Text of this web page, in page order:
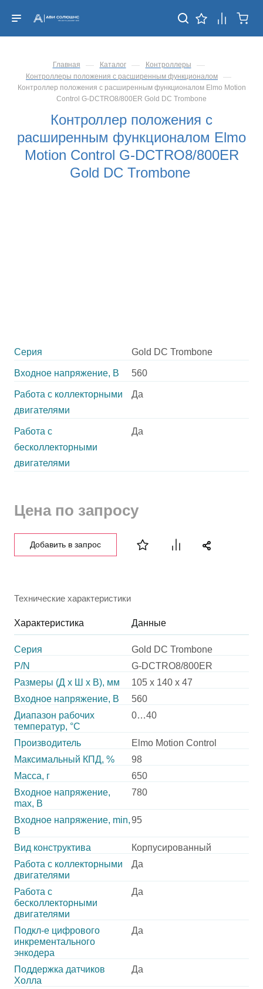
Главная — Каталог — Контроллеры —
Контроллеры положения с расширенным функционалом —
Контроллер положения с расширенным функционалом Elmo Motion
Control G-DCTRO8/800ER Gold DC Trombone
Контроллер положения с
расширенным функционалом Elmo
Motion Control G-DCTRO8/800ER
Gold DC Trombone
Серия Gold DC Trombone
Входное напряжение, В 560
Работа с коллекторными
двигателями
Да
Работа с
бесколлекторными
двигателями
Да
Цена по запросу
Добавить в запрос
Технические характеристики
Характеристика Данные
Серия
Gold DC Trombone
P/N
G-DCTRO8/800ER
Размеры (Д х Ш х В), мм
105 x 140 x 47
Входное напряжение, В
560
Диапазон рабочих
температур, °С
0…40
Производитель
Elmo Motion Control
Максимальный КПД, %
98
Масса, г
650
Входное напряжение,
max, В
780
Входное напряжение, min,
В
95
Вид конструктива
Корпусированный
Работа с коллекторными
двигателями
Да
Работа с
бесколлекторными
двигателями
Да
Подкл-е цифрового
инкрементального
энкодера
Да
Поддержка датчиков
Холла
Да